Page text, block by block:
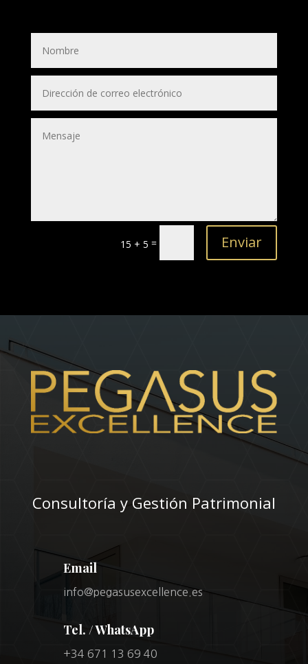
15 + 5 = Enviar
Consultoría y Gestión Patrimonial
Email
info@pegasusexcellence.es
Tel. / WhatsApp
+34 671 13 69 40